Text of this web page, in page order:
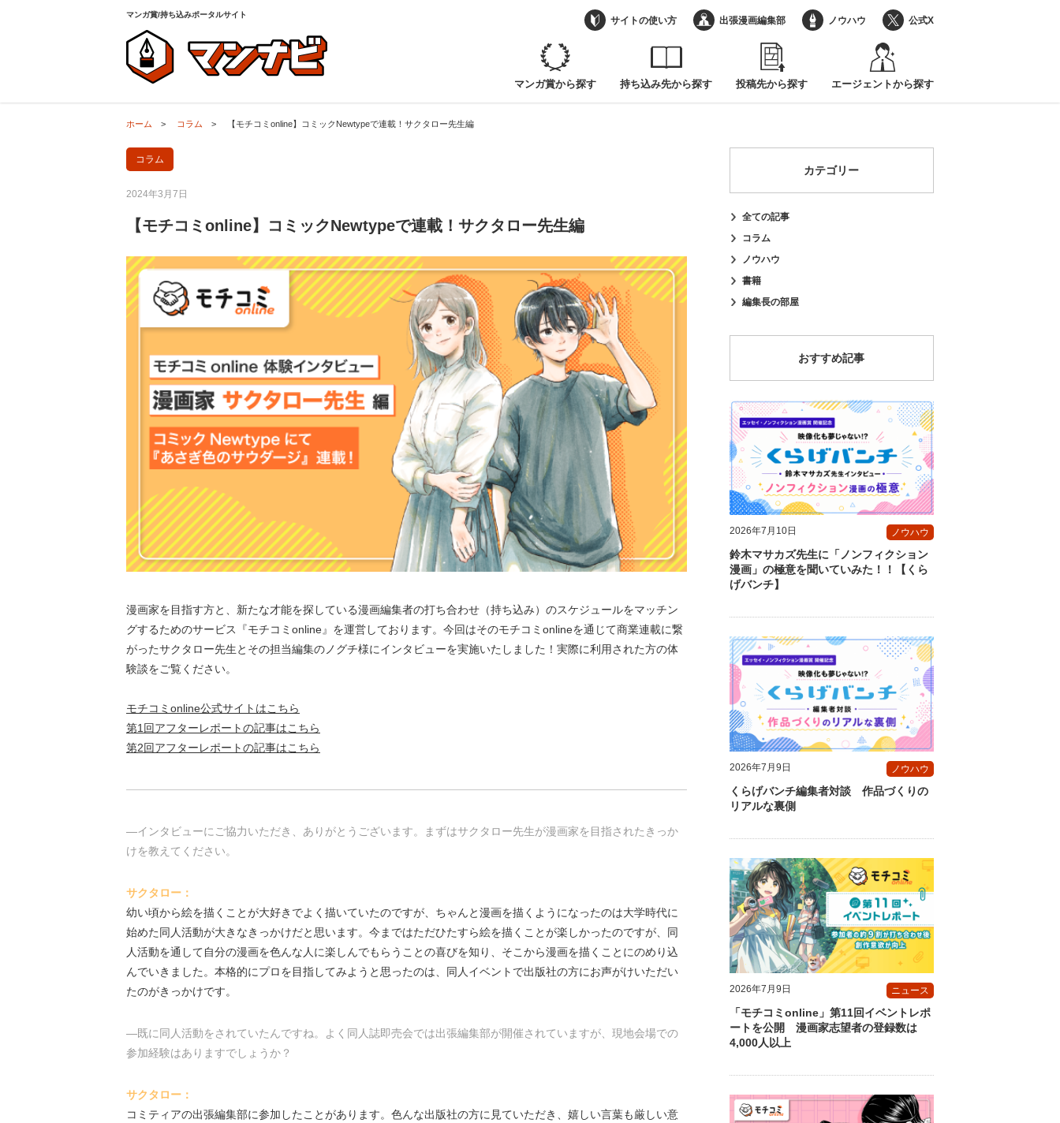
マンガ賞/持ち込みポータルサイト
マンガ賞から探す 持ち込み先から探す 投稿先から探す エージェントから探す
サイトの使い方 出張漫画編集部 ノウハウ 公式X
ホーム > コラム > 【モチコミonline】コミックNewtypeで連載！サクタロー先生編
コラム
2024年3月7日
【モチコミonline】コミックNewtypeで連載！サクタロー先生編
漫画家を目指す方と、新たな才能を探している漫画編集者の打ち合わせ（持ち込み）のスケジュールをマッチン
グするためのサービス『モチコミonline』を運営しております。今回はそのモチコミonlineを通じて商業連載に繋
がったサクタロー先生とその担当編集のノグチ様にインタビューを実施いたしました！実際に利用された方の体
験談をご覧ください。
モチコミonline公式サイトはこちら
第1回アフターレポートの記事はこちら
第2回アフターレポートの記事はこちら
―インタビューにご協力いただき、ありがとうございます。まずはサクタロー先生が漫画家を目指されたきっか
けを教えてください。
サクタロー：
幼い頃から絵を描くことが大好きでよく描いていたのですが、ちゃんと漫画を描くようになったのは大学時代に
始めた同人活動が大きなきっかけだと思います。今まではただひたすら絵を描くことが楽しかったのですが、同
人活動を通して自分の漫画を色んな人に楽しんでもらうことの喜びを知り、そこから漫画を描くことにのめり込
んでいきました。本格的にプロを目指してみようと思ったのは、同人イベントで出版社の方にお声がけいただい
たのがきっかけです。
―既に同人活動をされていたんですね。よく同人誌即売会では出張編集部が開催されていますが、現地会場での
参加経験はありますでしょうか？
サクタロー：
コミティアの出張編集部に参加したことがあります。色んな出版社の方に見ていただき、嬉しい言葉も厳しい意
カテゴリー
全ての記事
コラム
ノウハウ
書籍
編集長の部屋
おすすめ記事
2026年7月10日 ノウハウ
鈴木マサカズ先生に「ノンフィクション
漫画」の極意を聞いていみた！！【くら
げバンチ】
2026年7月9日 ノウハウ
くらげバンチ編集者対談 作品づくりの
リアルな裏側
2026年7月9日 ニュース
「モチコミonline」第11回イベントレポ
ートを公開 漫画家志望者の登録数は
4,000人以上